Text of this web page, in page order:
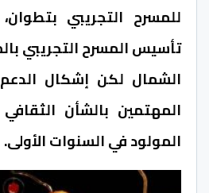
للمسرح التجريبي
تأسيس المسرح التجريبي
الشمال لكن إشكال الدعم
المهتمين بالشأن
المولود في السنوات الأولى.